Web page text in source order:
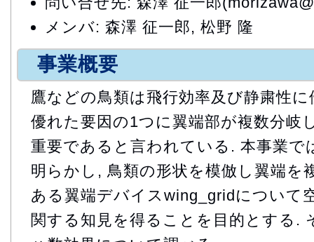
メンバ: 森澤 征一郎, 松野 隆
事業概要
鷹などの鳥類は飛行効率及び静粛性
優れた要因の1つに翼端部が複数分岐
重要であると言われている. 本事業
明らかし, 鳥類の形状を模倣し翼端を
ある翼端デバイスwing_gridについて
関する知見を得ることを目的とする.